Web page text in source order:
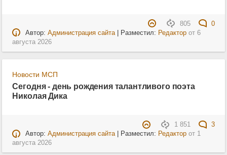
805
0
Автор: Администрация сайта| Разместил: Редакторот 6
августа 2026
Новости МСП
Сегодня - день рождения талантливого поэта
Николая Дика
1 851
3
Автор: Администрация сайта| Разместил: Редакторот 1
августа 2026